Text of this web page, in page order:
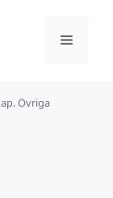
Meny
Övriga